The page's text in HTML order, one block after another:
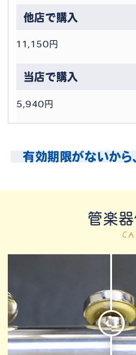
11,150円
5,940円
有効期限がないから
管楽器